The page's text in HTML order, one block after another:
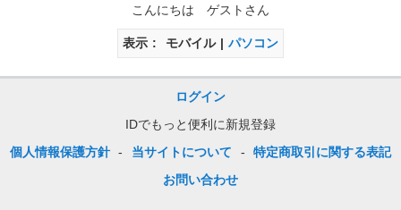
こんにちは ゲストさん
表示 モバイル パソコン
ログイン
IDでもっと便利に新規登録
個人情報保護方針 - 当サイトについて -
特定商取引に関する表記
お問い合わせ